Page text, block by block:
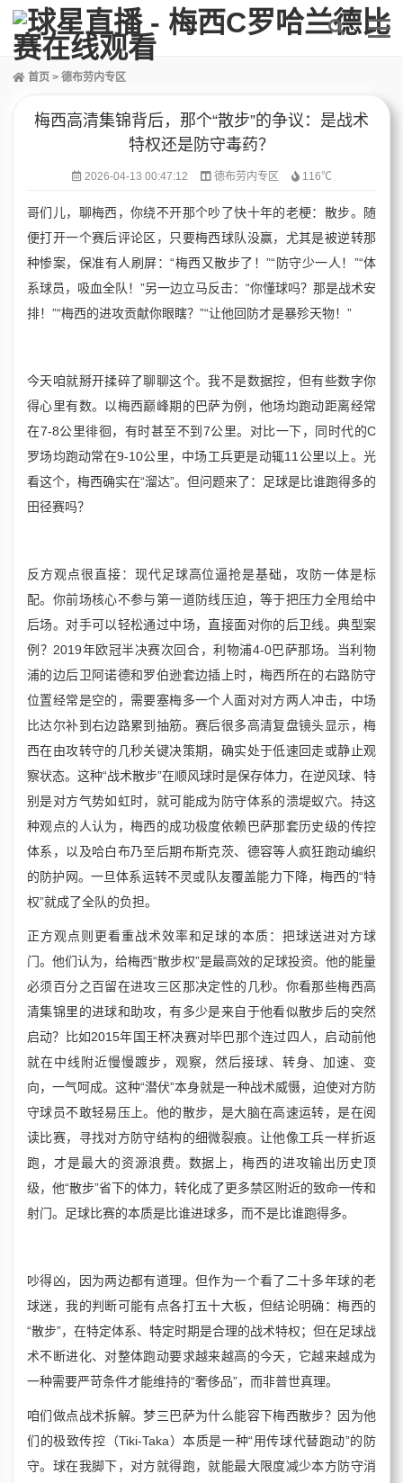
首页 > 德布劳内专区
梅西高清集锦背后，那个“散步”的争议：是战术
特权还是防守毒药？
2026-04-13 00:47:12 德布劳内专区 116℃
哥们儿，聊梅西，你绕不开那个吵了快十年的老梗：散步。随
便打开一个赛后评论区，只要梅西球队没赢，尤其是被逆转那
种惨案，保准有人刷屏：“梅西又散步了！”“防守少一人！”“体
系球员，吸血全队！”另一边立马反击：“你懂球吗？那是战术安
排！”“梅西的进攻贡献你眼瞎？”“让他回防才是暴殄天物！”
今天咱就掰开揉碎了聊聊这个。我不是数据控，但有些数字你
得心里有数。以梅西巅峰期的巴萨为例，他场均跑动距离经常
在7-8公里徘徊，有时甚至不到7公里。对比一下，同时代的C
罗场均跑动常在9-10公里，中场工兵更是动辄11公里以上。光
看这个，梅西确实在“溜达”。但问题来了：足球是比谁跑得多的
田径赛吗？
反方观点很直接：现代足球高位逼抢是基础，攻防一体是标
配。你前场核心不参与第一道防线压迫，等于把压力全甩给中
后场。对手可以轻松通过中场，直接面对你的后卫线。典型案
例？2019年欧冠半决赛次回合，利物浦4-0巴萨那场。当利物
浦的边后卫阿诺德和罗伯逊套边插上时，梅西所在的右路防守
位置经常是空的，需要塞梅多一个人面对对方两人冲击，中场
比达尔补到右边路累到抽筋。赛后很多高清复盘镜头显示，梅
西在由攻转守的几秒关键决策期，确实处于低速回走或静止观
察状态。这种“战术散步”在顺风球时是保存体力，在逆风球、特
别是对方气势如虹时，就可能成为防守体系的溃堤蚁穴。持这
种观点的人认为，梅西的成功极度依赖巴萨那套历史级的传控
体系，以及哈白布乃至后期布斯克茨、德容等人疯狂跑动编织
的防护网。一旦体系运转不灵或队友覆盖能力下降，梅西的“特
权”就成了全队的负担。
正方观点则更看重战术效率和足球的本质：把球送进对方球
门。他们认为，给梅西“散步权”是最高效的足球投资。他的能量
必须百分之百留在进攻三区那决定性的几秒。你看那些梅西高
清集锦里的进球和助攻，有多少是来自于他看似散步后的突然
启动？比如2015年国王杯决赛对毕巴那个连过四人，启动前他
就在中线附近慢慢踱步，观察，然后接球、转身、加速、变
向，一气呵成。这种“潜伏”本身就是一种战术威慑，迫使对方防
守球员不敢轻易压上。他的散步，是大脑在高速运转，是在阅
读比赛，寻找对方防守结构的细微裂痕。让他像工兵一样折返
跑，才是最大的资源浪费。数据上，梅西的进攻输出历史顶
级，他“散步”省下的体力，转化成了更多禁区附近的致命一传和
射门。足球比赛的本质是比谁进球多，而不是比谁跑得多。
吵得凶，因为两边都有道理。但作为一个看了二十多年球的老
球迷，我的判断可能有点各打五十大板，但结论明确：梅西的
“散步”，在特定体系、特定时期是合理的战术特权；但在足球战
术不断进化、对整体跑动要求越来越高的今天，它越来越成为
一种需要严苛条件才能维持的“奢侈品”，而非普世真理。
咱们做点战术拆解。梦三巴萨为什么能容下梅西散步？因为他
们的极致传控（Tiki-Taka）本质是一种“用传球代替跑动”的防
守。球在我脚下，对方就得跑，就能最大限度减少本方防守消